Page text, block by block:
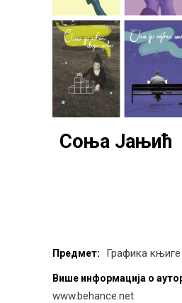
Соња Јањић
Предмет: Графика књиге
Више информација о
www.behance.net